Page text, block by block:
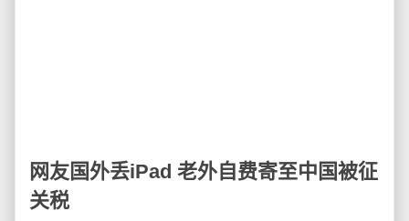
网友国外丢iPad 老外自费寄至中国被征
关税